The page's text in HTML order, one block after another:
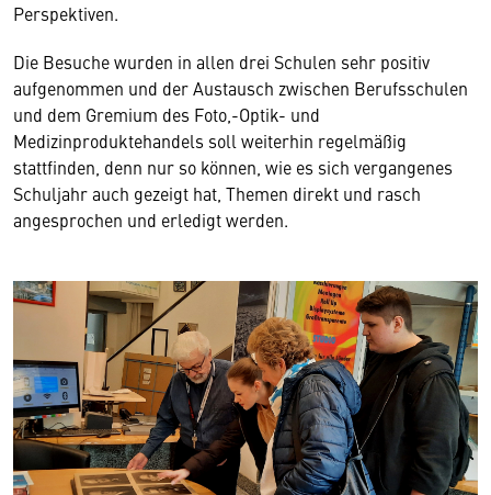
Perspektiven.
Die Besuche wurden in allen drei Schulen sehr positiv
aufgenommen und der Austausch zwischen Berufsschulen
und dem Gremium des Foto,-Optik- und
Medizinproduktehandels soll weiterhin regelmäßig
stattfinden, denn nur so können, wie es sich vergangenes
Schuljahr auch gezeigt hat, Themen direkt und rasch
angesprochen und erledigt werden.